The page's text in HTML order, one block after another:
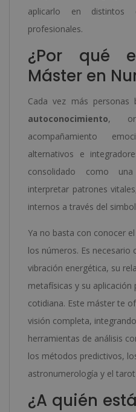
aplicarlo en distintos
profesionales.
¿Por qué
Máster en
Cada vez más personas
autoconocimiento,
acompañamiento
alternativos e
consolidado como
interpretar patrones
internos a través del
Ya no basta con conocer
los números. Es necesario
vibración energética, su
metafísicas y su aplicación
cotidiana. Este máster te
visión completa,
herramientas de análisis
los métodos predictivos,
astronumerología y el
¿A quién